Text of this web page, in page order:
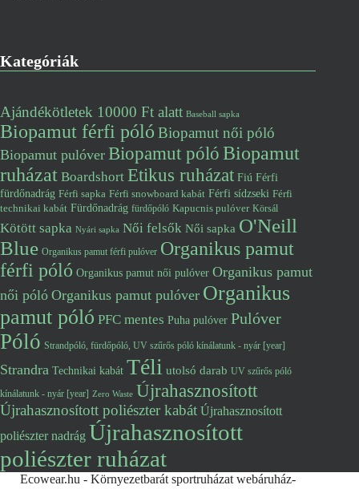
Kategóriák
Ajándékötletek 10000 Ft alatt Baseball sapka
Biopamut férfi póló Biopamut női póló
Biopamut pulóver Biopamut pólóBiopamut
ruházat Boardshort Etikus ruházat Fiú Férfi
fürdőnadrág Férfi sapka Férfi snowboard kabát Férfi sídzseki Férfi
technikai kabát Fürdőnadrág fürdőpóló Kapucnis pulóver Körsál
Kötött sapka Nyári sapka Női felsők Női sapka O'Neill
Blue Organikus pamut férfi pulóver Organikus pamut
férfi póló Organikus pamut női pulóver Organikus pamut
női póló Organikus pamut pulóver Organikus
pamut póló PFC mentes Puha pulóver Pulóver
Póló Strandpóló, fürdőpóló, UV szűrős póló kínálatunk - nyár [year]
Strandra Technikai kabát Téli utolsó darab UV szűrős póló
kínálatunk - nyár [year] Zero Waste Újrahasznosított
Újrahasznosított poliészter kabát Újrahasznosított
poliészter nadrág Újrahasznosított
poliészter ruházat
Ecowear.hu - Környezetbarát sportruházat webáruház-